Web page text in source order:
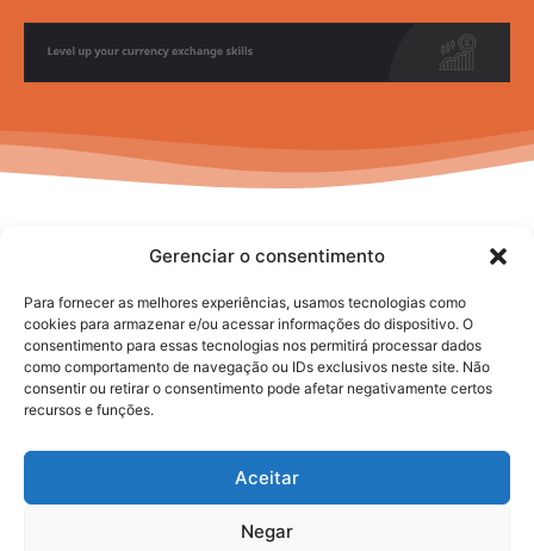
Gerenciar o consentimento
Para fornecer as melhores experiências, usamos tecnologias como
cookies para armazenar e/ou acessar informações do dispositivo. O
consentimento para essas tecnologias nos permitirá processar dados
como comportamento de navegação ou IDs exclusivos neste site. Não
consentir ou retirar o consentimento pode afetar negativamente certos
recursos e funções.
Aceitar
Negar
No posts to display